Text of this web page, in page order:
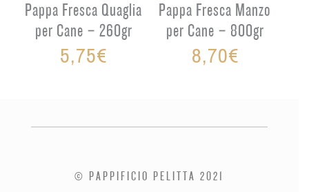
Pappa Fresca Quaglia
per Cane – 260gr
5,75€
Pappa Fresca Manzo
per Cane – 800gr
8,70€
© PAPPIFICIO PELITTA 2021